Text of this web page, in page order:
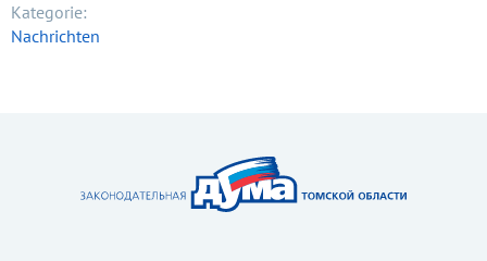
Kategorie:
Nachrichten